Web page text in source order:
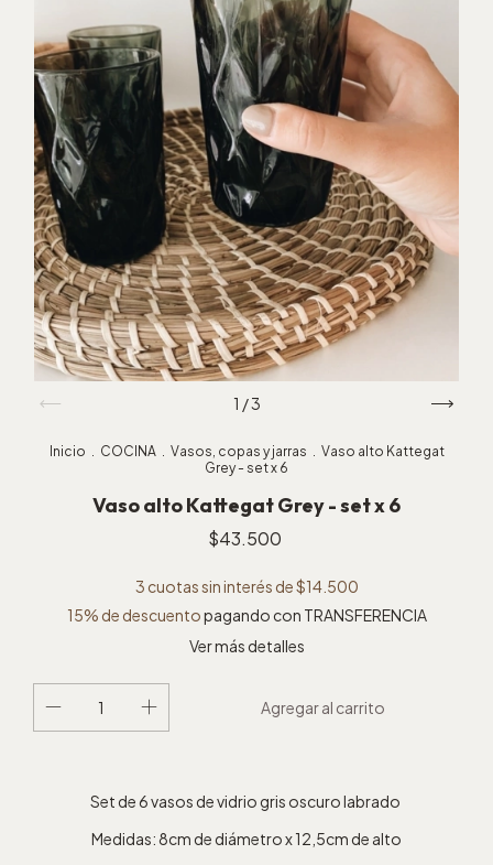
1 /3
Inicio . COCINA . Vasos, copas y jarras . Vaso alto Kattegat
Grey - set x 6
Vaso alto Kattegat Grey - set x 6
$43.500
3 cuotas sin interés de$14.500
15% de descuentopagando con TRANSFERENCIA
Ver más detalles
Set de 6 vasos de vidrio gris oscuro labrado
Medidas: 8cm de diámetro x 12,5cm de alto